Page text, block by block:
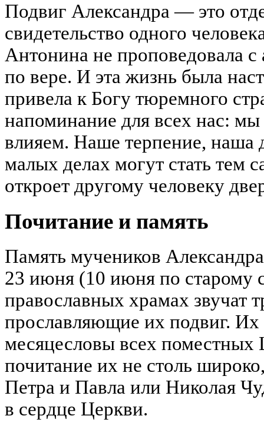
Подвиг Александра — это
свидетельство одного
Антонина не проповедовала
по вере. И эта жизнь была
привела к Богу тюремного
напоминание для всех нас: мы
влияем. Наше терпение, наша
малых делах могут стать тем
откроет другому человеку
Почитание и память
Память мучеников
23 июня (10 июня по старому
православных храмах звучат
прославляющие их подвиг.
месяцесловы всех поместных
почитание их не столь
Петра и Павла или Николая
в сердце Церкви.